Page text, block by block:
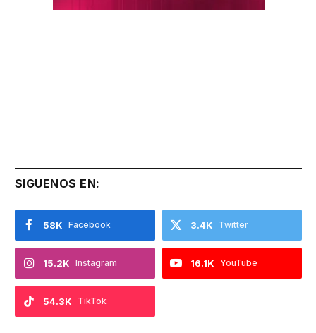
SIGUENOS EN:
Facebook
58K Twitter
3.4K
Instagram
15.2K YouTube
16.1K
TikTok
54.3K